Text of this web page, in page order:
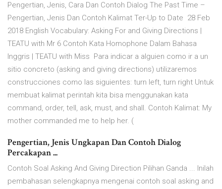
Pengertian, Jenis, Cara Dan Contoh Dialog The Past Time –
Pengertian, Jenis Dan Contoh Kalimat Ter-Up to Date 28 Feb
2018 English Vocabulary: Asking For and Giving Directions |
TEATU with Mr 6 Contoh Kata Homophone Dalam Bahasa
Inggris | TEATU with Miss Para indicar a alguien como ir a un
sitio concreto (asking and giving directions) utilizaremos
construcciones como las siguientes: turn left, turn right Untuk
membuat kalimat perintah kita bisa menggunakan kata
command, order, tell, ask, must, and shall. Contoh Kalimat: My
mother commanded me to help her. (
Pengertian, Jenis Ungkapan Dan Contoh Dialog
Percakapan ...
Contoh Soal Asking And Giving Direction Pilihan Ganda ... Inilah
pembahasan selengkapnya mengenai contoh soal asking and